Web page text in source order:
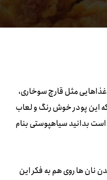
مثل قارچ سوخاری،
که این پودر خوش رنگ و لعاب
است بدانید سیاهپوستی بنام
نان ها روی هم به فکر این